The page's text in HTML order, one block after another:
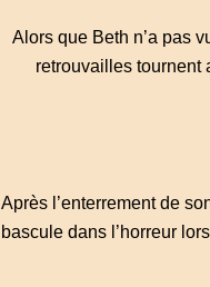
Alors que Beth n’a pas
retrouvailles tournent
Après l’enterrement de
bascule dans l’horreur